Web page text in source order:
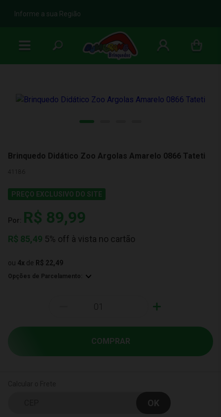
b
Informe a sua Região
Brinquedo Didático Zoo Argolas Amarelo 0866 Tateti
41186
PREÇO EXCLUSIVO DO SITE
Por: R$ 89,99
R$ 85,49 5% off à vista no cartão
ou 4x de R$ 22,49
Opções de Parcelamento:
+
COMPRAR